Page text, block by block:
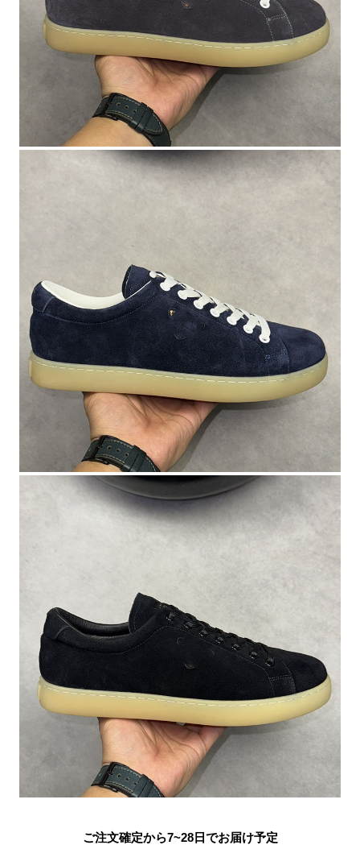
ご注文確定から7~28日でお届け予定